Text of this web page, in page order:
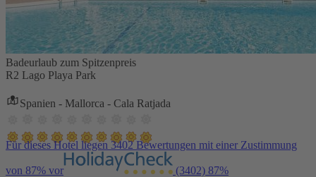
Badeurlaub zum Spitzenpreis
R2 Lago Playa Park
Spanien - Mallorca - Cala Ratjada
Für dieses Hotel liegen 3402 Bewertungen mit einer Zustimmung
von 87% vor (3402) 87%